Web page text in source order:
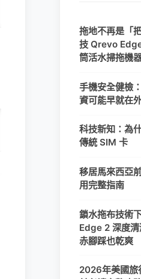
拖地不再是「
技 Qrevo
筒活水掃拖機
手機安全健檢
資可能早就在
科技新知：為
傳統 SIM 卡
移居馬來西亞
用完整指南
鎖水拖布技術
Edge 2 深度
赤腳踩也乾爽
2026年美國旅